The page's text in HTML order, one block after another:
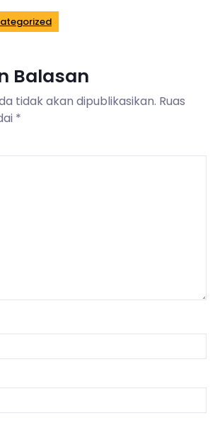
Balasan
tidak akan dipublikasikan. Ruas
*